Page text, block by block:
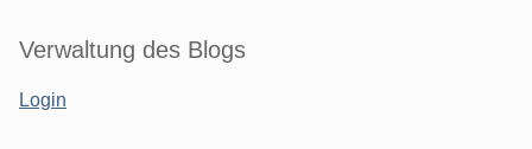
Seitenleiste
Verwaltung des Blogs
Login